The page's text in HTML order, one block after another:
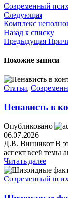
Современный
Следующая
Комплекс
Назад к списку
Предыдущая
Похожие записи
Статьи,
Ненависть в
Опубликовано
06.07.2026
Д.В. Винникот В
аспект всей темы
Читать далее
Современный